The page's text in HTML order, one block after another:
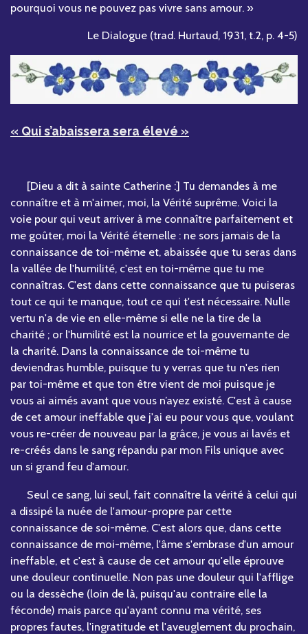
pourquoi vous ne pouvez pas vivre sans amour. »
Le Dialogue (trad. Hurtaud, 1931, t.2, p. 4-5)
« Qui s’abaissera sera élevé »
[Dieu a dit à sainte Catherine :] Tu demandes à me
connaître et à m'aimer, moi, la Vérité suprême. Voici la
voie pour qui veut arriver à me connaître parfaitement et
me goûter, moi la Vérité éternelle : ne sors jamais de la
connaissance de toi-même et, abaissée que tu seras dans
la vallée de l'humilité, c'est en toi-même que tu me
connaîtras. C'est dans cette connaissance que tu puiseras
tout ce qui te manque, tout ce qui t'est nécessaire. Nulle
vertu n'a de vie en elle-même si elle ne la tire de la
charité ; or l'humilité est la nourrice et la gouvernante de
la charité. Dans la connaissance de toi-même tu
deviendras humble, puisque tu y verras que tu n'es rien
par toi-même et que ton être vient de moi puisque je
vous ai aimés avant que vous n’ayez existé. C'est à cause
de cet amour ineffable que j'ai eu pour vous que, voulant
vous re-créer de nouveau par la grâce, je vous ai lavés et
re-créés dans le sang répandu par mon Fils unique avec
un si grand feu d'amour.
Seul ce sang, lui seul, fait connaître la vérité à celui qui
a dissipé la nuée de l'amour-propre par cette
connaissance de soi-même. C'est alors que, dans cette
connaissance de moi-même, l'âme s'embrase d'un amour
ineffable, et c'est à cause de cet amour qu'elle éprouve
une douleur continuelle. Non pas une douleur qui l'afflige
ou la dessèche (loin de là, puisqu'au contraire elle la
féconde) mais parce qu'ayant connu ma vérité, ses
propres fautes, l'ingratitude et l'aveuglement du prochain,